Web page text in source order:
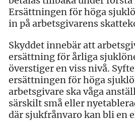
Ersättningen för höga
in på arbetsgivarens
Skyddet innebär att
ersättning för årliga
överstiger en viss nivå.
ersättningen för höga
arbetsgivare ska våga
särskilt små eller
där sjukfrånvaro kan bli en